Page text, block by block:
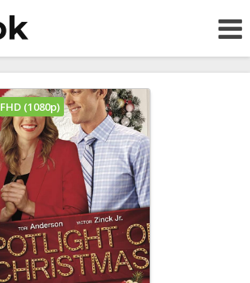
FHD (1080p)